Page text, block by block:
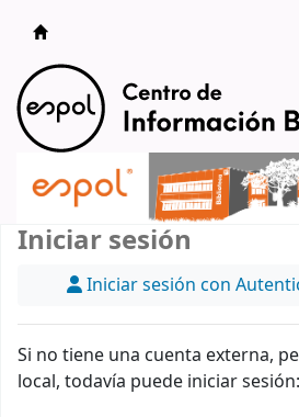
Catálogo en línea
Iniciar sesión
Iniciar sesión con
Si no tiene una cuenta externa,
local, todavía puede iniciar sesión: